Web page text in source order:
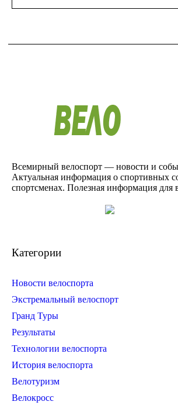
Всемирный велоспорт — новости и
Актуальная информация о спортивных
спортсменах. Полезная информация для
Категории
Новости велоспорта
Экстремальный велоспорт
Гранд Туры
Результаты
Технологии велоспорта
История велоспорта
Велотуризм
Велокросс